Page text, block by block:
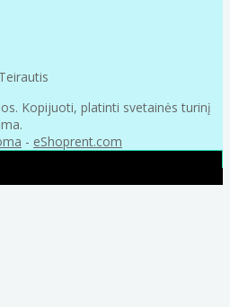
Kopijuoti, platinti svetainės turinį
- eShoprent.com